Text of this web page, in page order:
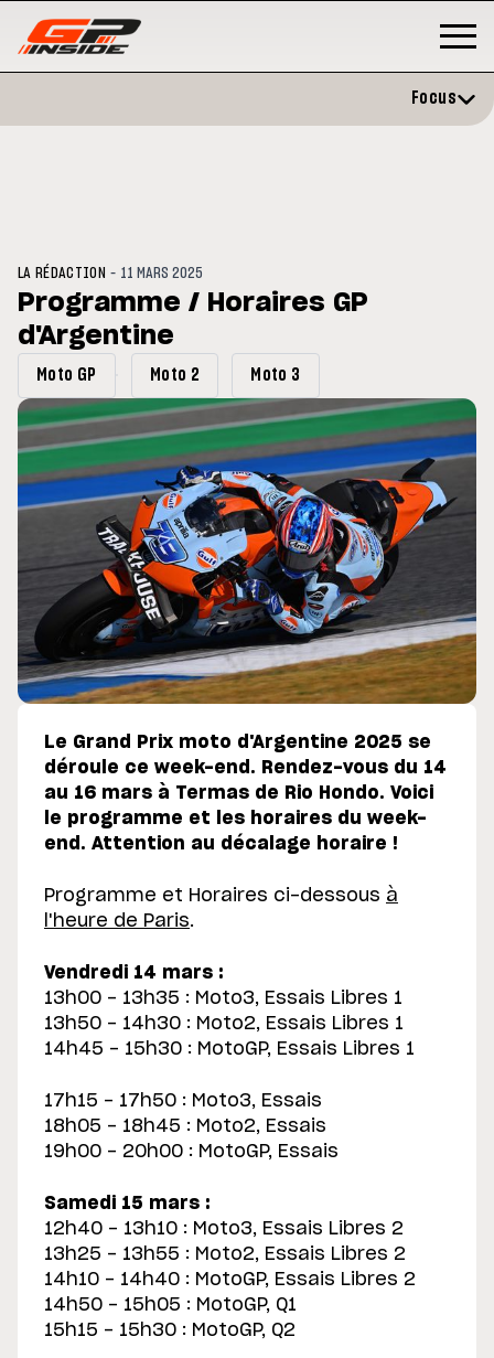
du GP de Grande-
retour en septembre
Focus
LA RÉDACTION - 11 MARS 2025
Programme / Horaires GP
d'Argentine
Moto GP Moto 2 Moto 3
Le Grand Prix moto d'Argentine 2025 se
déroule ce week-end. Rendez-vous du 14
au 16 mars à Termas de Rio Hondo. Voici
le programme et les horaires du week-
end. Attention au décalage horaire !
Programme et Horaires ci-dessous à
l'heure de Paris.
Vendredi 14 mars :
13h00 - 13h35 : Moto3, Essais Libres 1
13h50 - 14h30 : Moto2, Essais Libres 1
14h45 - 15h30 : MotoGP, Essais Libres 1
17h15 - 17h50 : Moto3, Essais
18h05 - 18h45 : Moto2, Essais
19h00 - 20h00 : MotoGP, Essais
Samedi 15 mars :
12h40 - 13h10 : Moto3, Essais Libres 2
13h25 - 13h55 : Moto2, Essais Libres 2
14h10 - 14h40 : MotoGP, Essais Libres 2
14h50 - 15h05 : MotoGP, Q1
15h15 - 15h30 : MotoGP, Q2